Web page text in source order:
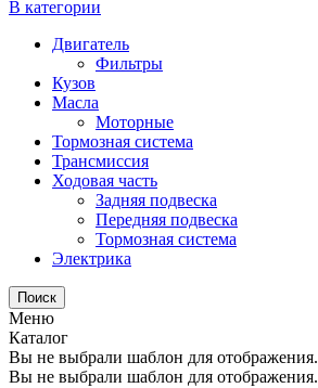
В категории
Двигатель
Фильтры
Кузов
Масла
Моторные
Тормозная система
Трансмиссия
Ходовая часть
Задняя подвеска
Передняя подвеска
Тормозная система
Электрика
Поиск
Меню
Каталог
Вы не выбрали шаблон для отображения.
Вы не выбрали шаблон для отображения.